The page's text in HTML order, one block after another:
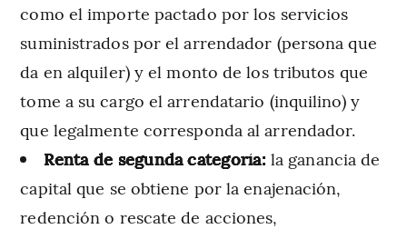
como el importe pactado por los servicios
suministrados por el arrendador (persona que
da en alquiler) y el monto de los tributos que
tome a su cargo el arrendatario (inquilino) y
que legalmente corresponda al arrendador.
Renta de segunda categoría: la ganancia de
capital que se obtiene por la enajenación,
redención o rescate de acciones,